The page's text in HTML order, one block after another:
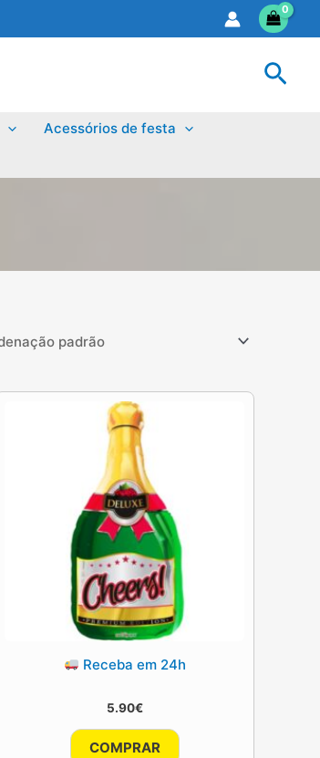
Acessórios de festa
Receba em 24h
5.90€
COMPRAR